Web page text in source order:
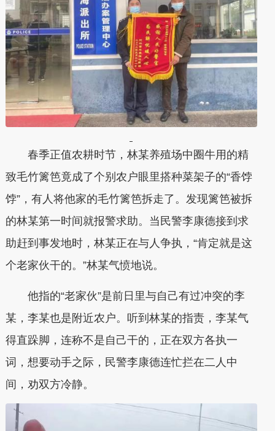
春季正值农耕时节，林某养殖场中圈牛用的精
致毛竹篱笆竟成了个别农户眼里搭种菜架子的“香饽
饽”，有人将他家的毛竹篱笆拆走了。发现篱笆被拆
的林某第一时间就报警求助。当民警李康德接到求
助赶到事发地时，林某正在与人争执，“肯定就是这
个老家伙干的。”林某气愤地说。
他指的“老家伙”是前日里与自己有过冲突的李
某，李某也是附近农户。听到林某的指责，李某气
得直跺脚，连称不是自己干的，正在双方各执一
词，想要动手之际，民警李康德连忙拦在二人中
间，劝双方冷静。